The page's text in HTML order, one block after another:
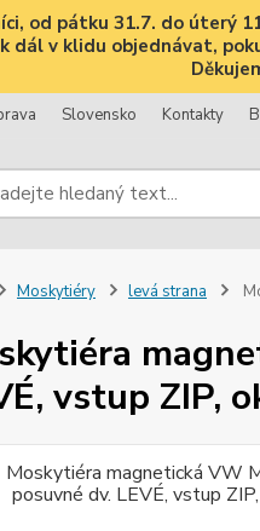
od pátku 31.7. do úterý
v klidu objednávat,
Slovensko Kontakty
Moskytiéry levá strana
vstup ZIP,